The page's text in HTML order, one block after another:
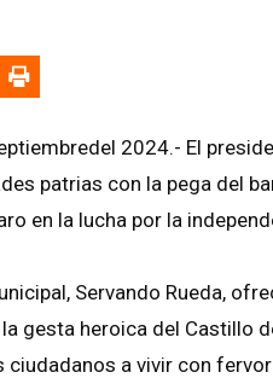
2024.- El
patrias con la pega del
en la lucha por la
Servando Rueda,
gesta heroica del Castillo
ciudadanos a vivir con